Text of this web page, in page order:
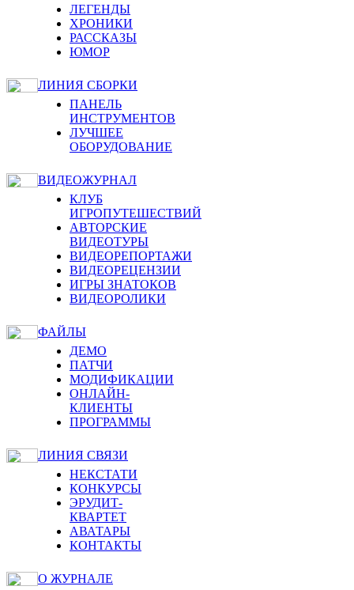
ЛЕГЕНДЫ
ХРОНИКИ
РАССКАЗЫ
ЮМОР
ЛИНИЯ СБОРКИ
ПАНЕЛЬ
ИНСТРУМЕНТОВ
ЛУЧШЕЕ
ОБОРУДОВАНИЕ
ВИДЕОЖУРНАЛ
КЛУБ
ИГРОПУТЕШЕСТВИЙ
АВТОРСКИЕ
ВИДЕОТУРЫ
ВИДЕОРЕПОРТАЖИ
ВИДЕОРЕЦЕНЗИИ
ИГРЫ ЗНАТОКОВ
ВИДЕОРОЛИКИ
ФАЙЛЫ
ДЕМО
ПАТЧИ
МОДИФИКАЦИИ
ОНЛАЙН-
КЛИЕНТЫ
ПРОГРАММЫ
ЛИНИЯ СВЯЗИ
НЕКСТАТИ
КОНКУРСЫ
ЭРУДИТ-
КВАРТЕТ
АВАТАРЫ
КОНТАКТЫ
О ЖУРНАЛЕ